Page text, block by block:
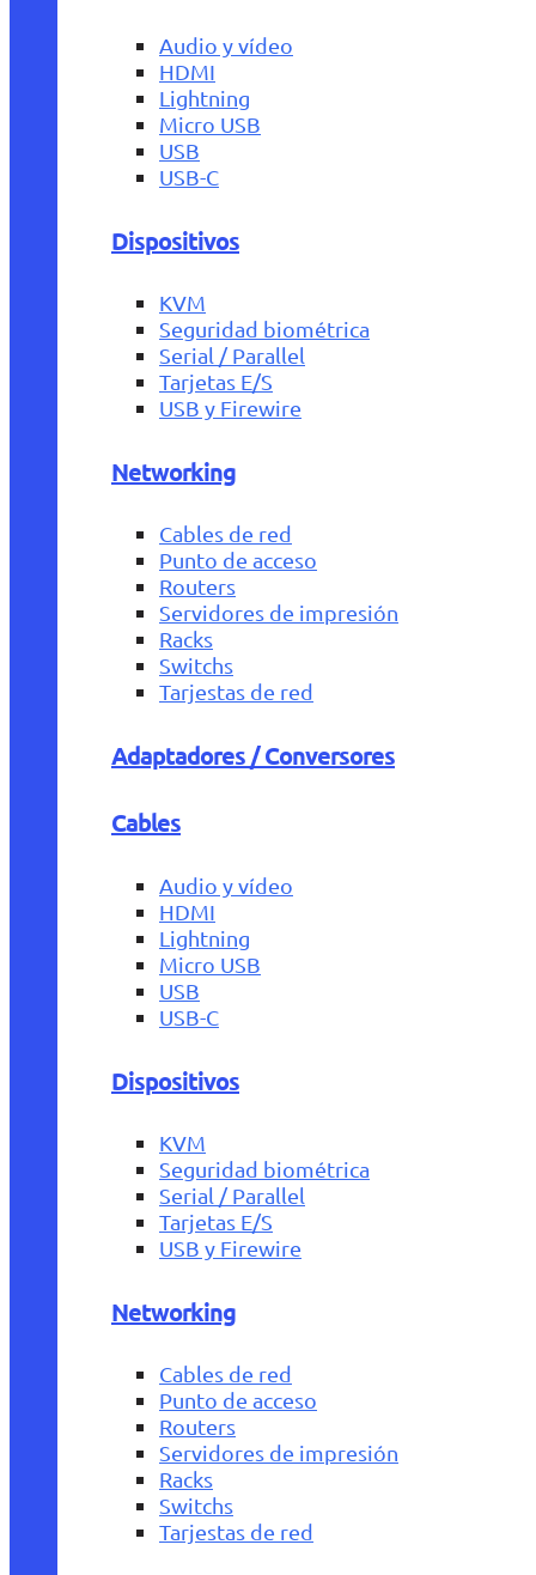
Audio y vídeo
HDMI
Lightning
Micro USB
USB
USB-C
Dispositivos
KVM
Seguridad biométrica
Serial / Parallel
Tarjetas E/S
USB y Firewire
Networking
Cables de red
Punto de acceso
Routers
Servidores de impresión
Racks
Switchs
Tarjestas de red
Adaptadores / Conversores
Cables
Audio y vídeo
HDMI
Lightning
Micro USB
USB
USB-C
Dispositivos
KVM
Seguridad biométrica
Serial / Parallel
Tarjetas E/S
USB y Firewire
Networking
Cables de red
Punto de acceso
Routers
Servidores de impresión
Racks
Switchs
Tarjestas de red